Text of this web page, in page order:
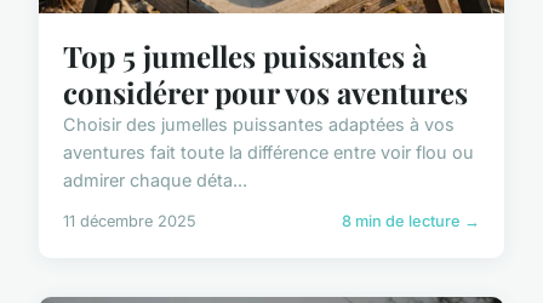
Top 5 jumelles puissantes à
considérer pour vos aventures
Choisir des jumelles puissantes adaptées à vos
aventures fait toute la différence entre voir flou ou
admirer chaque déta...
11 décembre 2025 8 min de lecture →